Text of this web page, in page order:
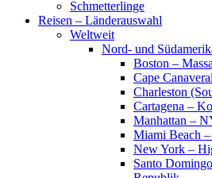
Schmetterlinge
Reisen – Länderauswahl
Weltweit
Nord- und
Boston –
Cape
Charleston
Cartagena –
Manhattan –
Miami Beach
New York –
Santo